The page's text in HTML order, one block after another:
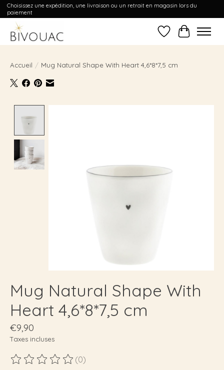
Choisissez une expédition, une livraison ou un retrait en magasin lors du
paiement
Liste dePanier
Accueil / Mug Natural Shape With Heart 4,6*8*7,5 cm
Mug Natural Shape With
Heart 4,6*8*7,5 cm
€9,90
Taxes incluses
Ce produit est évalué à
(0)